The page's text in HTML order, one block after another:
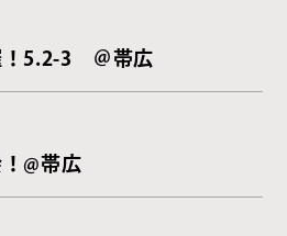
！5.2-3 ＠帯広
@帯広